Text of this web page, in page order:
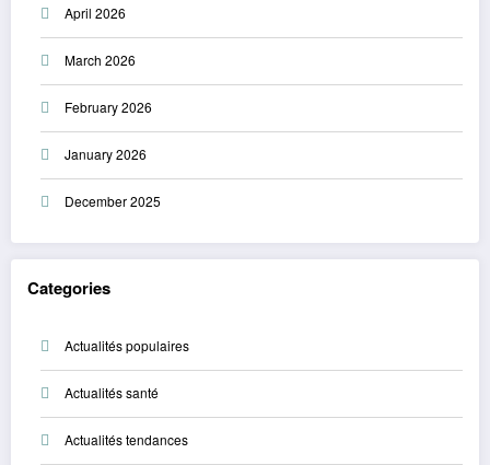
April 2026
March 2026
February 2026
January 2026
December 2025
Categories
Actualités populaires
Actualités santé
Actualités tendances